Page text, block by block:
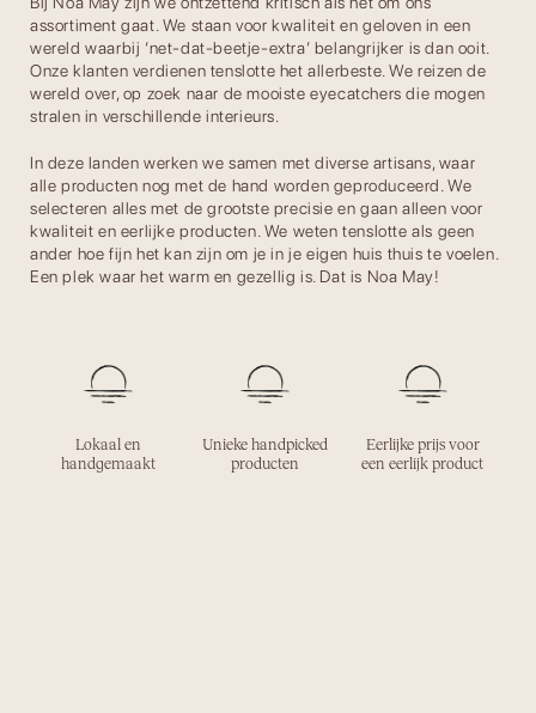
assortiment gaat. We staan voor kwaliteit en geloven in een
wereld waarbij ‘net-dat-beetje-extra’ belangrijker is dan ooit.
Onze klanten verdienen tenslotte het allerbeste. We reizen de
wereld over, op zoek naar de mooiste eyecatchers die mogen
stralen in verschillende interieurs.
In deze landen werken we samen met diverse artisans, waar
alle producten nog met de hand worden geproduceerd. We
selecteren alles met de grootste precisie en gaan alleen voor
kwaliteit en eerlijke producten. We weten tenslotte als geen
ander hoe fijn het kan zijn om je in je eigen huis thuis te voelen.
Een plek waar het warm en gezellig is. Dat is Noa May!
Lokaal en
handgemaakt
Unieke handpicked
producten
Eerlijke prijs voor
een eerlijk product